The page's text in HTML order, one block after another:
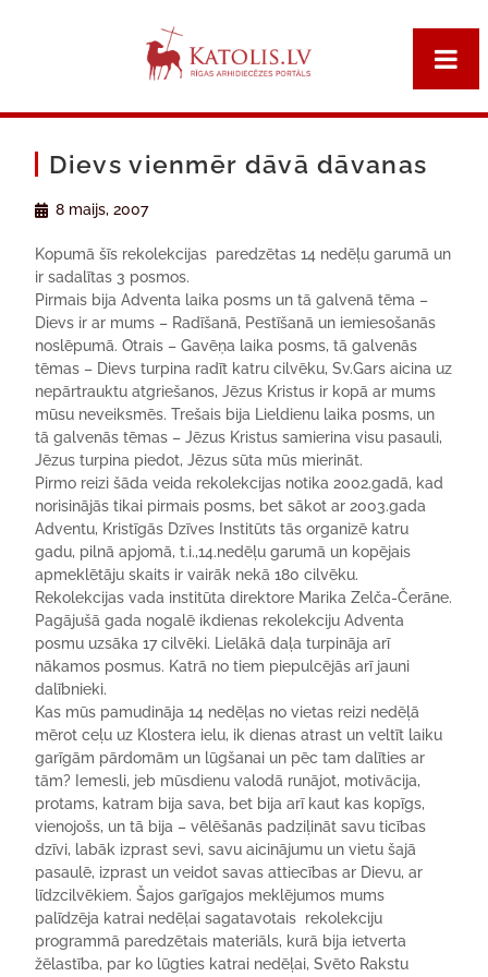
Dievs vienmēr dāvā dāvanas
8 maijs, 2007
Kopumā šīs rekolekcijas paredzētas 14 nedēļu garumā un
ir sadalītas 3 posmos.
Pirmais bija Adventa laika posms un tā galvenā tēma –
Dievs ir ar mums – Radīšanā, Pestīšanā un iemiesošanās
noslēpumā. Otrais – Gavēņa laika posms, tā galvenās
tēmas – Dievs turpina radīt katru cilvēku, Sv.Gars aicina uz
nepārtrauktu atgriešanos, Jēzus Kristus ir kopā ar mums
mūsu neveiksmēs. Trešais bija Lieldienu laika posms, un
tā galvenās tēmas – Jēzus Kristus samierina visu pasauli,
Jēzus turpina piedot, Jēzus sūta mūs mierināt.
Pirmo reizi šāda veida rekolekcijas notika 2002.gadā, kad
norisinājās tikai pirmais posms, bet sākot ar 2003.gada
Adventu, Kristīgās Dzīves Institūts tās organizē katru
gadu, pilnā apjomā, t.i.,14.nedēļu garumā un kopējais
apmeklētāju skaits ir vairāk nekā 180 cilvēku.
Rekolekcijas vada institūta direktore Marika Zelča-Čerāne.
Pagājušā gada nogalē ikdienas rekolekciju Adventa
posmu uzsāka 17 cilvēki. Lielākā daļa turpināja arī
nākamos posmus. Katrā no tiem piepulcējās arī jauni
dalībnieki.
Kas mūs pamudināja 14 nedēļas no vietas reizi nedēļā
mērot ceļu uz Klostera ielu, ik dienas atrast un veltīt laiku
garīgām pārdomām un lūgšanai un pēc tam dalīties ar
tām? Iemesli, jeb mūsdienu valodā runājot, motivācija,
protams, katram bija sava, bet bija arī kaut kas kopīgs,
vienojošs, un tā bija – vēlēšanās padziļināt savu ticības
dzīvi, labāk izprast sevi, savu aicinājumu un vietu šajā
pasaulē, izprast un veidot savas attiecības ar Dievu, ar
līdzcilvēkiem. Šajos garīgajos meklējumos mums
palīdzēja katrai nedēļai sagatavotais rekolekciju
programmā paredzētais materiāls, kurā bija ietverta
žēlastība, par ko lūgties katrai nedēļai, Svēto Rakstu